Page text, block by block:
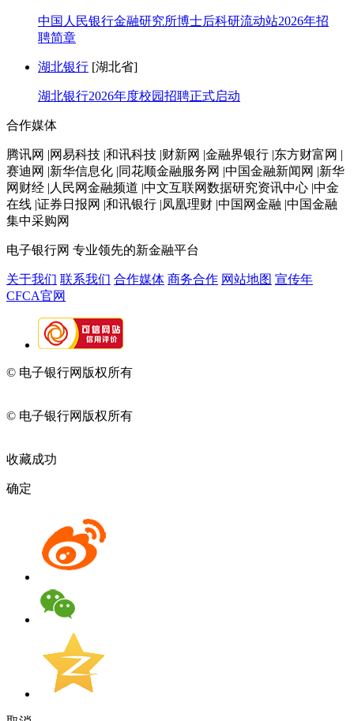
中国人民银行金融研究所博士后科研流动站2026年招
聘简章
湖北银行 [湖北省]
湖北银行2026年度校园招聘正式启动
合作媒体
腾讯网 |网易科技 |和讯科技 |财新网 |金融界银行 |东方财富网 |
赛迪网 |新华信息化 |同花顺金融服务网 |中国金融新闻网 |新华
网财经 |人民网金融频道 |中文互联网数据研究资讯中心 |中金
在线 |证券日报网 |和讯银行 |凤凰理财 |中国网金融 |中国金融
集中采购网
电子银行网 专业领先的新金融平台
关于我们 联系我们 合作媒体 商务合作 网站地图 宣传年
CFCA官网
© 电子银行网版权所有
© 电子银行网版权所有
收藏成功
确定